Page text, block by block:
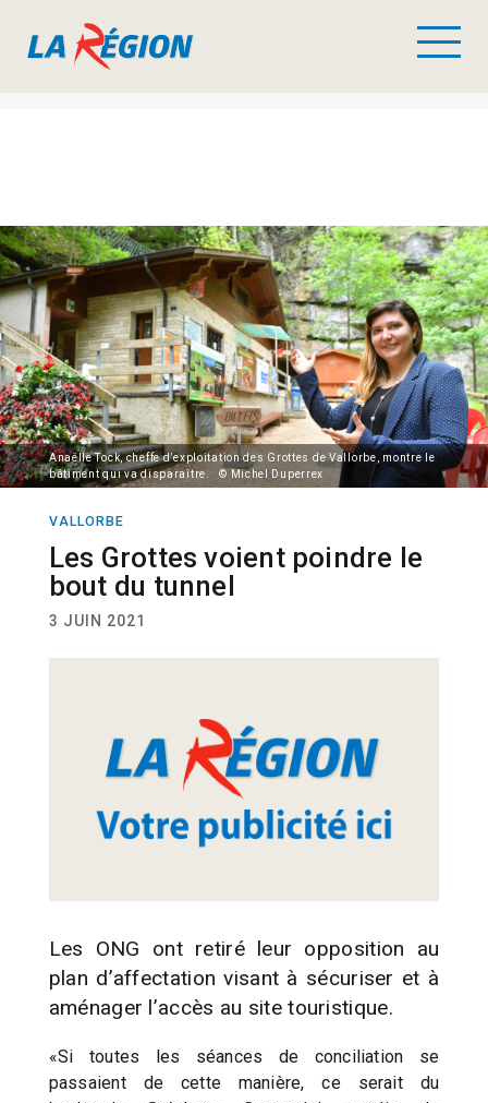
Anaëlle Tock, cheffe d’exploitation des Grottes de Vallorbe, montre le
bâtiment qui va disparaître. © Michel Duperrex
VALLORBE
Les Grottes voient poindre le
bout du tunnel
3 JUIN 2021
Les ONG ont retiré leur opposition au
plan d’affectation visant à sécuriser et à
aménager l’accès au site touristique.
«Si toutes les séances de conciliation se
passaient de cette manière, ce serait du